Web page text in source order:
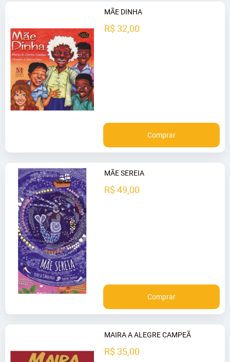
MÃE DINHA
R$ 32,00
Comprar
MÃE SEREIA
R$ 49,00
Comprar
MAIRA A ALEGRE CAMPEÃ
R$ 35,00